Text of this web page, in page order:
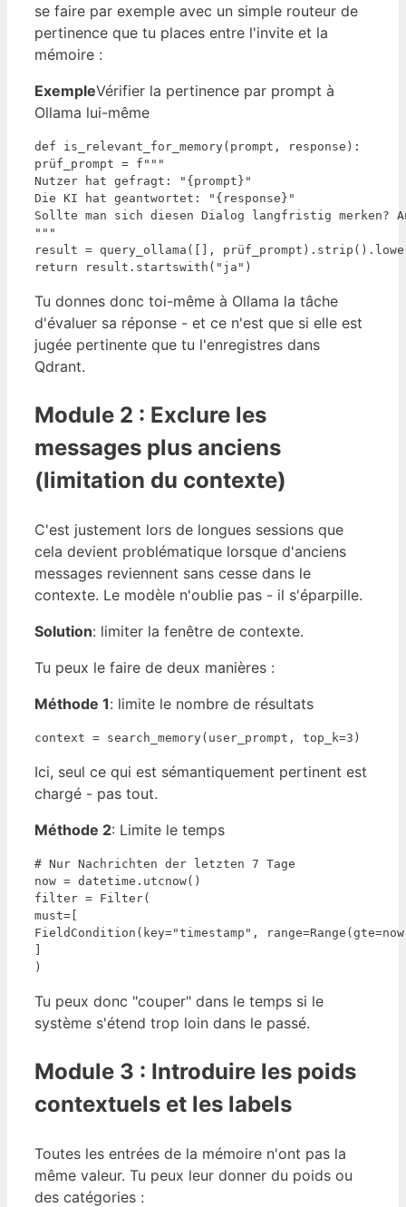
se faire par exemple avec un simple routeur de
pertinence que tu places entre l'invite et la
mémoire :
ExempleVérifier la pertinence par prompt à
Ollama lui-même
def is_relevant_for_memory(prompt, response):
prüf_prompt = f"""
Nutzer hat gefragt: "{prompt}"
Die KI hat geantwortet: "{response}"
Sollte man sich diesen Dialog langfristig
"""
result = query_ollama([],
return result.startswith("ja")
Tu donnes donc toi-même à Ollama la tâche
d'évaluer sa réponse - et ce n'est que si elle est
jugée pertinente que tu l'enregistres dans
Qdrant.
Module 2 : Exclure les
messages plus anciens
(limitation du contexte)
C'est justement lors de longues sessions que
cela devient problématique lorsque d'anciens
messages reviennent sans cesse dans le
contexte. Le modèle n'oublie pas - il s'éparpille.
Solution: limiter la fenêtre de contexte.
Tu peux le faire de deux manières :
Méthode 1: limite le nombre de résultats
context = search_memory(user_prompt, top_k=3)
Ici, seul ce qui est sémantiquement pertinent est
chargé - pas tout.
Méthode 2: Limite le temps
# Nur Nachrichten der letzten 7 Tage
now = datetime.utcnow()
filter = Filter(
must=[
FieldCondition(key="timestamp",
)
Tu peux donc "couper" dans le temps si le
système s'étend trop loin dans le passé.
Module 3 : Introduire les poids
contextuels et les labels
Toutes les entrées de la mémoire n'ont pas la
même valeur. Tu peux leur donner du poids ou
des catégories :